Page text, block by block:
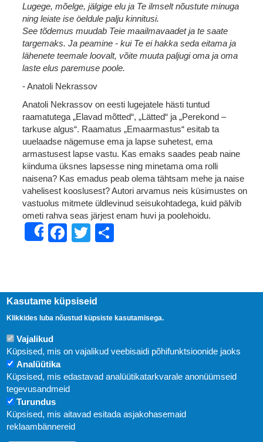
Lugege, mõelge, jälgige elu ja Te ilmselt nõustute minuga
ning leiate ise öeldule palju kinnitusi.
See tõdemus muudab Teie maailmavaadet ja te saate
targemaks. Ja peamine - kui Te ei hakka seda eitama ja
lähenete teemale loovalt, võite muuta paljugi oma ja oma
laste elus paremuse poole.
- Anatoli Nekrassov
Anatoli Nekrassov on eesti lugejatele hästi tuntud
raamatutega „Elavad mõtted“, „Lätted“ ja „Perekond –
tarkuse algus“. Raamatus „Emaarmastus“ esitab ta
uuelaadse nägemuse ema ja lapse suhetest, ema
armastusest lapse vastu. Kas emaks saades peab naine
kiinduma üksnes lapsesse ning minetama oma rolli
naisena? Kas emadus peab olema tähtsam mehe ja naise
vahelisest kooslusest? Autori arvamus neis küsimustes on
vastuolus mitmete üldlevinud seisukohtadega, kuid pälvib
ometi rahva seas järjest enam huvi ja poolehoidu.
ShareFacebook
Twitter
Uudised
KIRJASTUS PEGASUS OÜ © 2020
Kasutame küpsiseid
Klikkides luba nõustud küpsiste kasutamisega.
Vajalikud
Küpsised, mis on vajalikud veebisaidi põhifunktsioonide jaoks
Analüütika
Küpsised, mis edastavad analüütikatarkvarale anonüümseid
tegevusandmeid
Turundus
Küpsised, mis aitavad esitada asjakohasemaid
reklaambännereid